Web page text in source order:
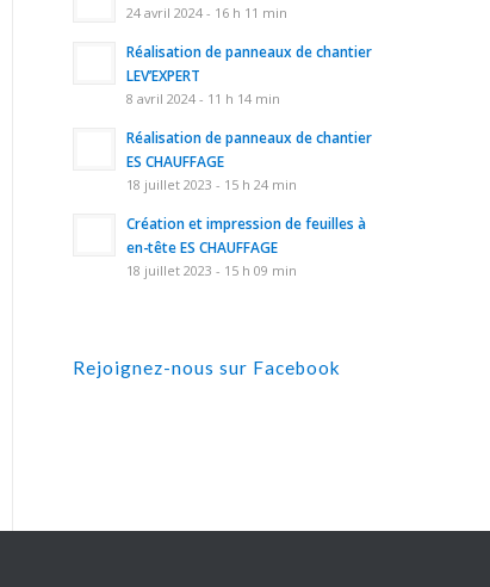
24 avril 2024 - 16 h 11 min
Réalisation de panneaux de chantier
LEV’EXPERT
8 avril 2024 - 11 h 14 min
Réalisation de panneaux de chantier
ES CHAUFFAGE
18 juillet 2023 - 15 h 24 min
Création et impression de feuilles à
en-tête ES CHAUFFAGE
18 juillet 2023 - 15 h 09 min
Rejoignez-nous sur Facebook